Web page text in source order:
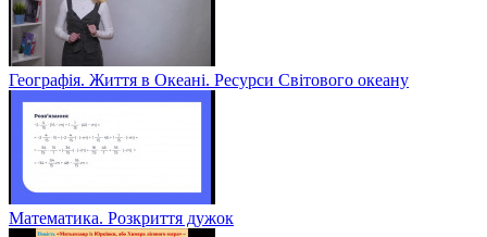
Географія. Життя в Океані. Ресурси Світового океану
Математика. Розкриття дужок